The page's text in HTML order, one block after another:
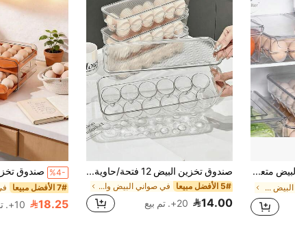
1 قطعة رف تخزين البيض متعدد الأحجام من البلاستيك البولي إيثيلين، 24/21/14/12 فتحة شفافة لمنظم البيض في الثلاجة، حاوية بيض قابلة للتكديس، مناسبة للمخزن والثلاجة والمطبخ
في صواني البيض والسلال
صندوق تخزين البيض 12 فتحة/حاوية الطعام، حامل البيض ذو الفتحتين التلقائي، قابل للتكديس مع غطاء، مناسب للمطبخ المنزلي، رف البيض البلاستيكي
5# الأفضل مبيعا في صواني البيض والسلال
14.00 20+. تم بيع
%4-
7# الأفضل مبيعا
18.25 10+. تم بيع